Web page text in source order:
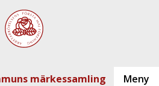
märkessamling